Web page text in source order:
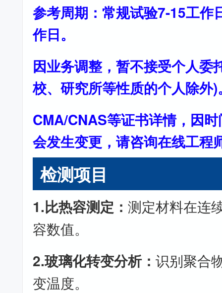
参考周期：常规试验7-15工作
作日。
因业务调整，暂不接受个人委
校、研究所等性质的个人除外)
CMA/CNAS等证书详情，因
会发生变更，请咨询在线工程
检测项目
1.比热容测定：测定材料在连
容数值。
2.玻璃化转变分析：识别聚合
变温度。